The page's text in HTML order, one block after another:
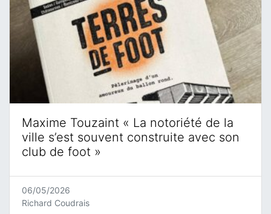
Maxime Touzaint « La notoriété de la
ville s’est souvent construite avec son
club de foot »
06/05/2026
Richard Coudrais